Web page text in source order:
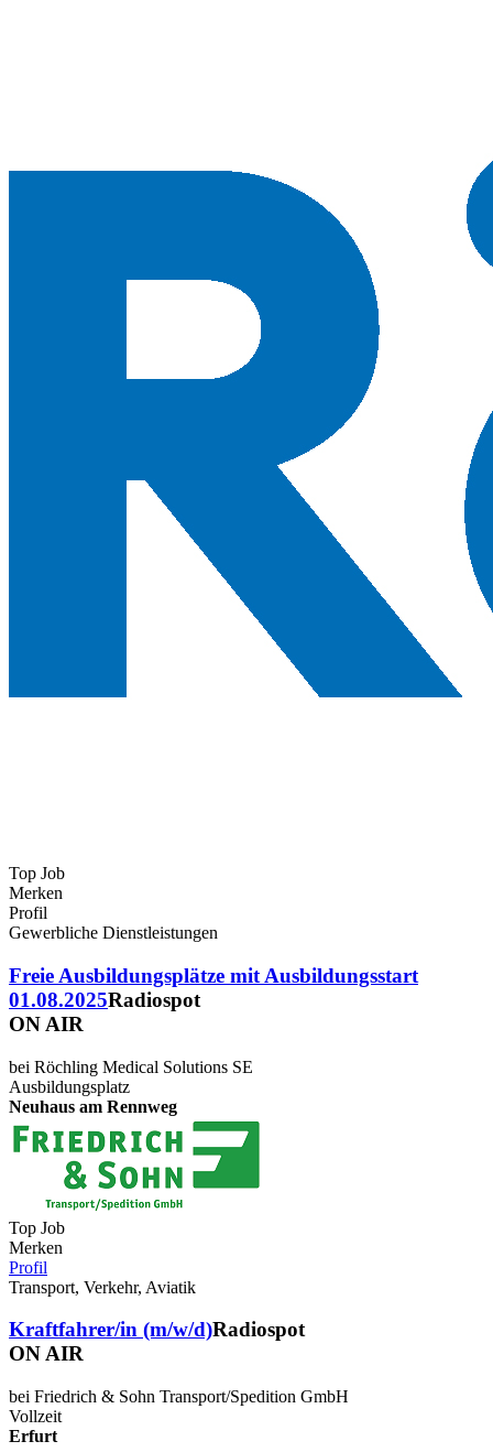
Top Job
Merken
Profil
Gewerbliche Dienstleistungen
Freie Ausbildungsplätze mit Ausbildungsstart
01.08.2025Radiospot
ON AIR
bei Röchling Medical Solutions SE
Ausbildungsplatz
Neuhaus am Rennweg
Top Job
Merken
Profil
Transport, Verkehr, Aviatik
Kraftfahrer/in (m/w/d)Radiospot
ON AIR
bei Friedrich & Sohn Transport/Spedition GmbH
Vollzeit
Erfurt